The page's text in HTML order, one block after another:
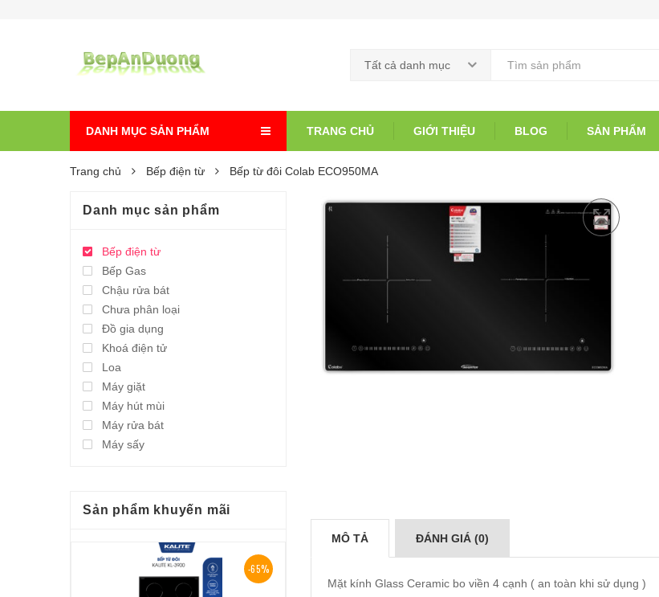
Tất cả danh mục
DANH MỤC SẢN PHẨM TRANG CHỦ GIỚI THIỆU BLOG SẢN PHẨM
Trang chủ Bếp điện từ Bếp từ đôi Colab ECO950MA
MÔ TẢ ĐÁNH GIÁ (0)
Mặt kính Glass Ceramic bo viền 4 cạnh ( an toàn khi sử dụng )
Danh mục sản phẩm
Bếp điện từ
Bếp Gas
Chậu rửa bát
Chưa phân loại
Đồ gia dụng
Khoá điện tử
Loa
Máy giặt
Máy hút mùi
Máy rửa bát
Máy sấy
Sản phẩm khuyến mãi
-65%